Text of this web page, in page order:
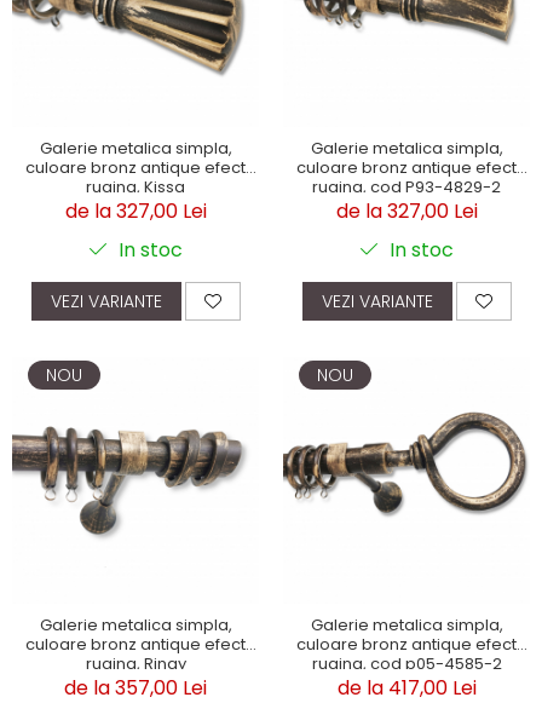
Galerie metalica simpla,
culoare bronz antique efect
rugina, Kissa
de la 327,00 Lei
In stoc
VEZI VARIANTE
Galerie metalica simpla,
culoare bronz antique efect
rugina, cod P93-4829-2
de la 327,00 Lei
In stoc
VEZI VARIANTE
NOU
Galerie metalica simpla,
culoare bronz antique efect
rugina, Ringy
de la 357,00 Lei
NOU
Galerie metalica simpla,
culoare bronz antique efect
rugina, cod p05-4585-2
de la 417,00 Lei